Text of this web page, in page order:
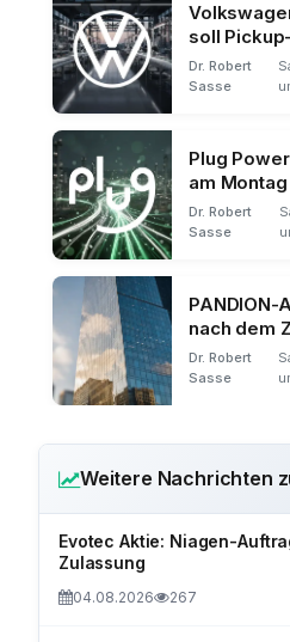
soll
Dr. Robert
Sasse
Plug
am Montag
Dr. Robert
Sasse
PANDION-
nach dem
Dr. Robert
Sasse
Weitere Nachrichten
Evotec Aktie: Niagen-
Zulassung
04.08.2026 267